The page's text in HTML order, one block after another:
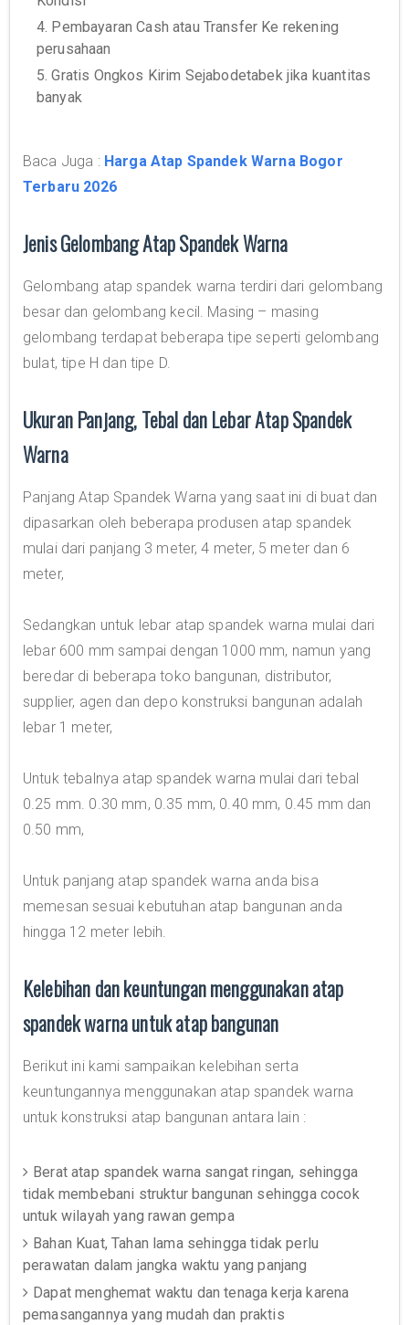
4. Pembayaran Cash atau Transfer Ke rekening
perusahaan
5. Gratis Ongkos Kirim Sejabodetabek jika kuantitas
banyak
Baca Juga : Harga Atap Spandek Warna Bogor
Terbaru 2026
Jenis Gelombang Atap Spandek Warna
Gelombang atap spandek warna terdiri dari gelombang
besar dan gelombang kecil. Masing – masing
gelombang terdapat beberapa tipe seperti gelombang
bulat, tipe H dan tipe D.
Ukuran Panjang, Tebal dan Lebar Atap Spandek
Warna
Panjang Atap Spandek Warna yang saat ini di buat dan
dipasarkan oleh beberapa produsen atap spandek
mulai dari panjang 3 meter, 4 meter, 5 meter dan 6
meter,
Sedangkan untuk lebar atap spandek warna mulai dari
lebar 600 mm sampai dengan 1000 mm, namun yang
beredar di beberapa toko bangunan, distributor,
supplier, agen dan depo konstruksi bangunan adalah
lebar 1 meter,
Untuk tebalnya atap spandek warna mulai dari tebal
0.25 mm. 0.30 mm, 0.35 mm, 0.40 mm, 0.45 mm dan
0.50 mm,
Untuk panjang atap spandek warna anda bisa
memesan sesuai kebutuhan atap bangunan anda
hingga 12 meter lebih.
Kelebihan dan keuntungan menggunakan atap
spandek warna untuk atap bangunan
Berikut ini kami sampaikan kelebihan serta
keuntungannya menggunakan atap spandek warna
untuk konstruksi atap bangunan antara lain :
Berat atap spandek warna sangat ringan, sehingga
tidak membebani struktur bangunan sehingga cocok
untuk wilayah yang rawan gempa
Bahan Kuat, Tahan lama sehingga tidak perlu
perawatan dalam jangka waktu yang panjang
Dapat menghemat waktu dan tenaga kerja karena
pemasangannya yang mudah dan praktis